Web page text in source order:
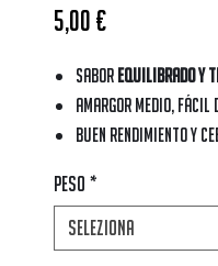
5,00 €
Saborequilibrado y
Amargor medio, fácil
Buen rendimiento y
Ideal para el mate de
Opción confiable
matesimple y
Peso *
Seleziona